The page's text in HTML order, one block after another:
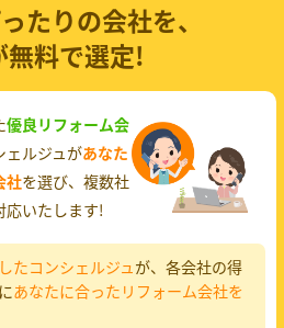
たりの会社を、
無料で選定!
優良リフォーム会
ェルジュがあなた
社を選び、複数社
応いたします!
たコンシェルジュが、各会社の得
あなたに合ったリフォーム会社を